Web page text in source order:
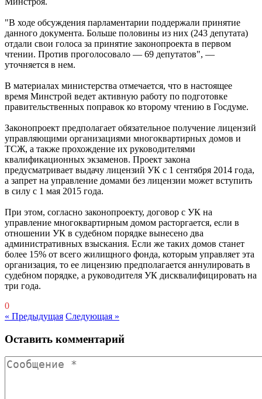
"В ходе обсуждения парламентарии поддержали принятие
данного документа. Больше половины из них (243 депутата)
отдали свои голоса за принятие законопроекта в первом
чтении. Против проголосовало — 69 депутатов", —
уточняется в нем.
В материалах министерства отмечается, что в настоящее
время Минстрой ведет активную работу по подготовке
правительственных поправок ко второму чтению в Госдуме.
Законопроект предполагает обязательное получение лицензий
управляющими организациями многоквартирных домов и
ТСЖ, а также прохождение их руководителями
квалификационных экзаменов. Проект закона
предусматривает выдачу лицензий УК с 1 сентября 2014 года,
а запрет на управление домами без лицензии может вступить
в силу с 1 мая 2015 года.
При этом, согласно законопроекту, договор с УК на
управление многоквартирным домом расторгается, если в
отношении УК в судебном порядке вынесено два
административных взыскания. Если же таких домов станет
более 15% от всего жилищного фонда, которым управляет эта
организация, то ее лицензию предполагается аннулировать в
судебном порядке, а руководителя УК дисквалифицировать на
три года.
0
« Предыдущая Следующая »
Оставить комментарий